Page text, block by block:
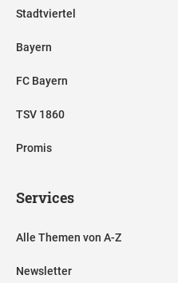
Stadtviertel
Bayern
FC Bayern
TSV 1860
Promis
Services
Alle Themen von A-Z
Newsletter